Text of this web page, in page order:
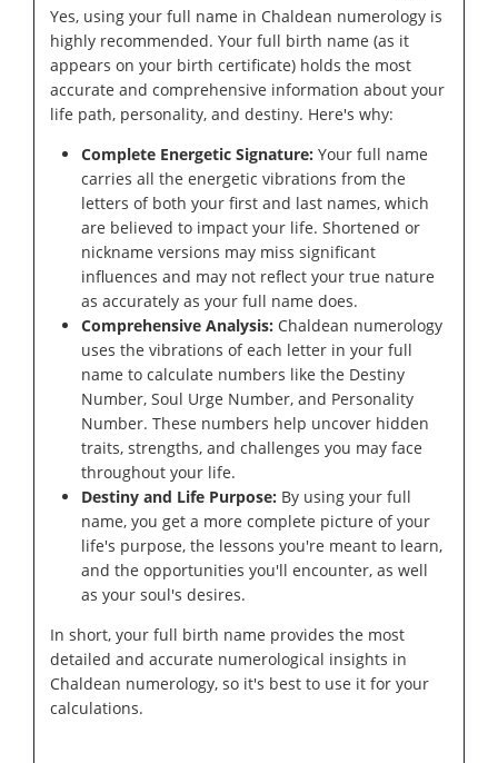
Yes, using your full name in Chaldean numerology is
highly recommended. Your full birth name (as it
appears on your birth certificate) holds the most
accurate and comprehensive information about your
life path, personality, and destiny. Here's why:
Complete Energetic Signature: Your full name
carries all the energetic vibrations from the
letters of both your first and last names, which
are believed to impact your life. Shortened or
nickname versions may miss significant
influences and may not reflect your true nature
as accurately as your full name does.
Comprehensive Analysis: Chaldean numerology
uses the vibrations of each letter in your full
name to calculate numbers like the Destiny
Number, Soul Urge Number, and Personality
Number. These numbers help uncover hidden
traits, strengths, and challenges you may face
throughout your life.
Destiny and Life Purpose: By using your full
name, you get a more complete picture of your
life's purpose, the lessons you're meant to learn,
and the opportunities you'll encounter, as well
as your soul's desires.
In short, your full birth name provides the most
detailed and accurate numerological insights in
Chaldean numerology, so it's best to use it for your
calculations.